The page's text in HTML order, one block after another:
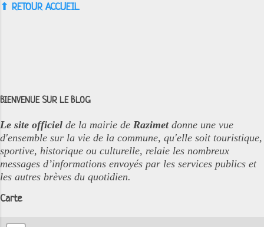
⬆︎ RETOUR ACCUEIL
BIENVENUE SUR LE BLOG
Le site officiel de la mairie de Razimetdonne une vue
d'ensemble sur la vie de la commune, qu'elle soit touristique,
sportive, historique ou culturelle, relaie les nombreux
messages d’informations envoyés par les services publics et
les autres brèves du quotidien.
Carte